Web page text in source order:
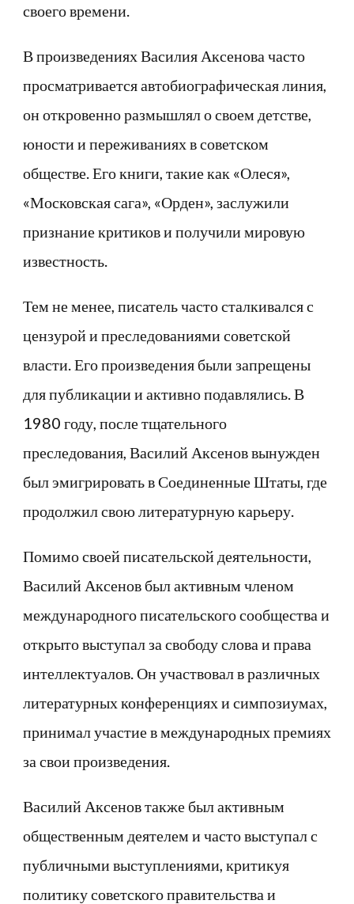
своего времени.
В произведениях Василия Аксенова часто
просматривается автобиографическая линия,
он откровенно размышлял о своем детстве,
юности и переживаниях в советском
обществе. Его книги, такие как «Олеся»,
«Московская сага», «Орден», заслужили
признание критиков и получили мировую
известность.
Тем не менее, писатель часто сталкивался с
цензурой и преследованиями советской
власти. Его произведения были запрещены
для публикации и активно подавлялись. В
1980 году, после тщательного
преследования, Василий Аксенов вынужден
был эмигрировать в Соединенные Штаты, где
продолжил свою литературную карьеру.
Помимо своей писательской деятельности,
Василий Аксенов был активным членом
международного писательского сообщества и
открыто выступал за свободу слова и права
интеллектуалов. Он участвовал в различных
литературных конференциях и симпозиумах,
принимал участие в международных премиях
за свои произведения.
Василий Аксенов также был активным
общественным деятелем и часто выступал с
публичными выступлениями, критикуя
политику советского правительства и